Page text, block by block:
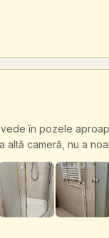
în pozele
cameră, nu a